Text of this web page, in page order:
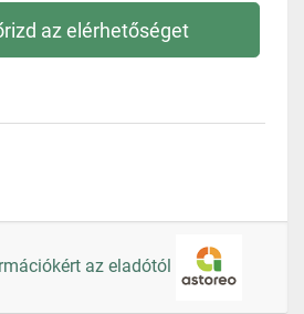
az elérhetőséget
az eladótól